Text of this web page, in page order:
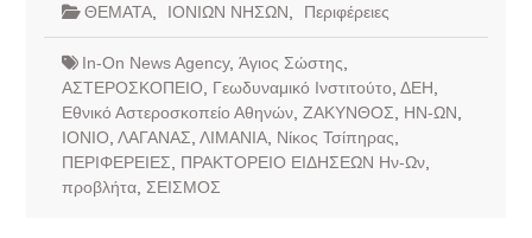
ΘΕΜΑΤΑ, ΙΟΝΙΩΝ ΝΗΣΩΝ Περιφέρειες
In-On News Agency, Άγιος Σώστης
ΑΣΤΕΡΟΣΚΟΠΕΙΟ
Γεωδυναμικό Ινστιτούτο ΔΕΗ
Εθνικό Αστεροσκοπείο Αθηνών, ΖΑΚΥΝΘΟΣ ΗΝ-ΩΝ
ΙΟΝΙΟ ΛΑΓΑΝΑΣ ΛΙΜΑΝΙΑ, Νίκος Τσίπηρας
ΠΕΡΙΦΕΡΕΙΕΣ
ΠΡΑΚΤΟΡΕΙΟ ΕΙΔΗΣΕΩΝ Ην-Ων,
προβλήτα, ΣΕΙΣΜΟΣ